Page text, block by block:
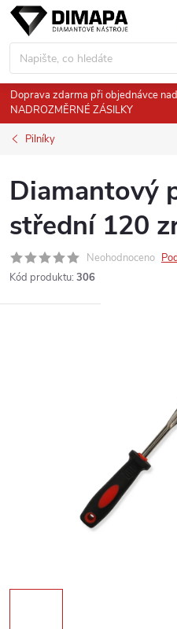
Přejít
obsah
Doprava zdarma při objednávce
NADROZMĚRNÉ ZÁSILKY
Pilníky
Diamantový
střední 120
Neohodnoceno
Kód produktu: 306